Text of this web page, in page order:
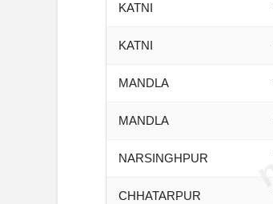
KATNI
KATNI
MANDLA
MANDLA
NARSINGHPUR
CHHATARPUR